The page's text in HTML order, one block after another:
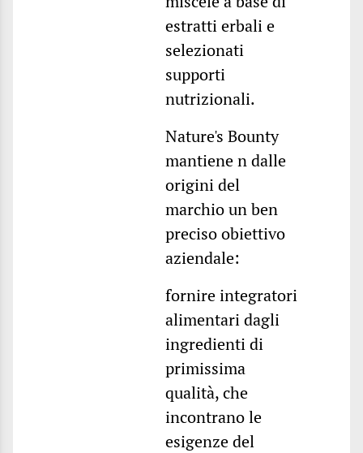
estratti erbali e
selezionati
supporti
nutrizionali.
Nature's Bounty
mantiene n dalle
origini del
marchio un ben
preciso obiettivo
aziendale:
fornire integratori
alimentari dagli
ingredienti di
primissima
qualità, che
incontrano le
esigenze del